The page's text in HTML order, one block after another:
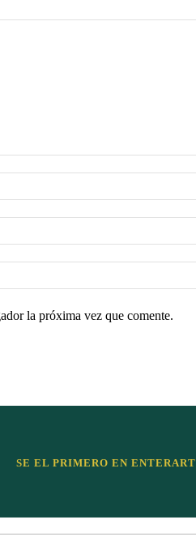
la próxima vez que comente.
SE EL PRIMERO EN